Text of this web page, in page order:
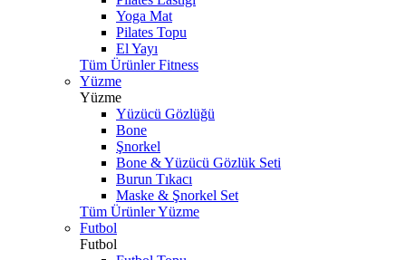
Yoga Mat
Pilates Topu
El Yayı
Tüm Ürünler Fitness
Yüzme
Yüzme
Yüzücü Gözlüğü
Bone
Şnorkel
Bone & Yüzücü Gözlük Seti
Burun Tıkacı
Maske & Şnorkel Set
Tüm Ürünler Yüzme
Futbol
Futbol